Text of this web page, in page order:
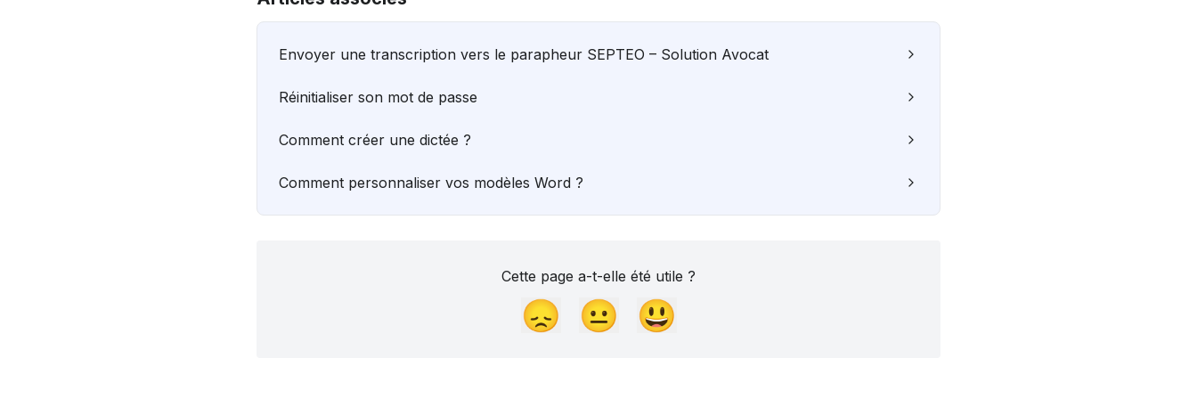
Envoyer une transcription vers le parapheur SEPTEO – Solution Avocat
Réinitialiser son mot de passe
Comment créer une dictée ?
Comment personnaliser vos modèles Word ?
Cette page a-t-elle été utile ?
😞 😐 😃